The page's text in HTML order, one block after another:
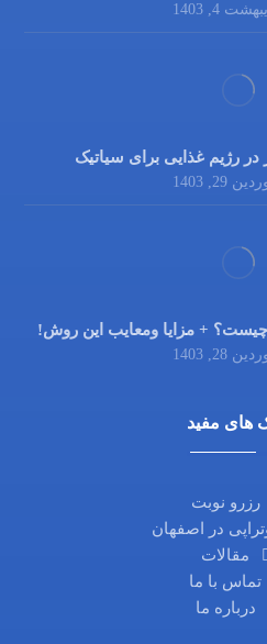
4, 1403
رژیم غذایی برای سیاتیک
29, 1403
+ مزایا ومعایب این روش!
28, 1403
های مفید
رزرو نوبت
در اصفهان
مقالات
تماس با ما
درباره ما